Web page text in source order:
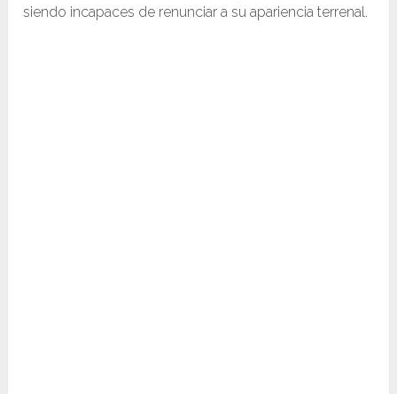
siendo incapaces de renunciar a su apariencia terrenal.